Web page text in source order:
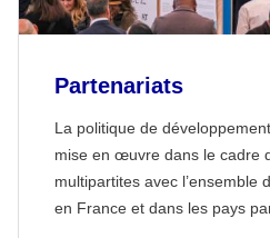
Partenariats
La politique de
mise en œuvre dans le cadre
multipartites avec l’ensemble
en France et dans les pays